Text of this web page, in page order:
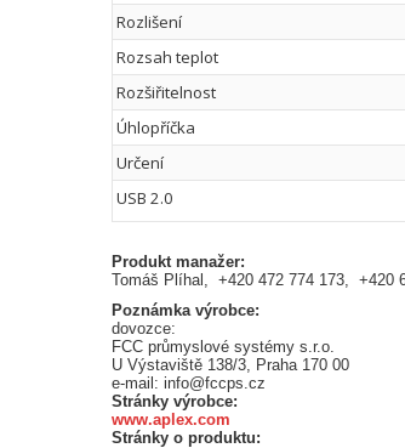
Rozlišení
Rozsah teplot
Rozšiřitelnost
Úhlopříčka
Určení
USB 2.0
Produkt manažer:
Tomáš Plíhal, +420 472 774 173, +420
Poznámka výrobce:
dovozce:
FCC průmyslové systémy s.r.o.
U Výstaviště 138/3, Praha 170 00
e-mail: info@fccps.cz
Stránky výrobce:
www.aplex.com
Stránky o produktu: